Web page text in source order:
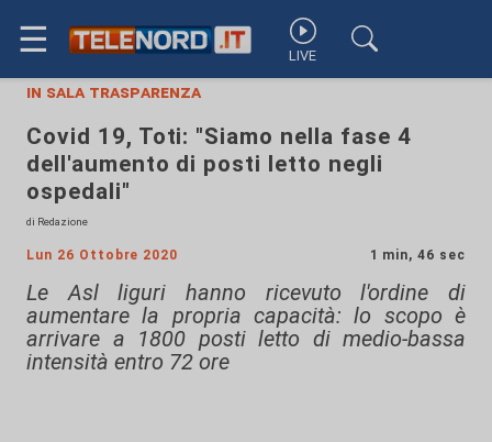
☰ LIVE
in sala trasparenza
Covid 19, Toti: "Siamo nella fase 4
dell'aumento di posti letto negli
ospedali"
di Redazione
Lun 26 Ottobre 2020 1 min, 46 sec
Le Asl liguri hanno ricevuto l'ordine di
aumentare la propria capacità: lo scopo è
arrivare a 1800 posti letto di medio-bassa
intensità entro 72 ore